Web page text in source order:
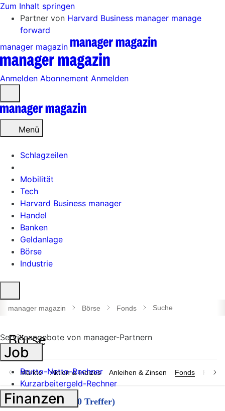
Zum Inhalt springen
Partner von Harvard Business manager manage
forward
manager magazin
Anmelden Abonnement Anmelden
öffnen
Menü
Schlagzeilen
Mobilität
Tech
Harvard Business manager
Handel
Banken
Geldanlage
Börse
Industrie
öffnen
manager magazin Börse Fonds Suche
Märkte Aktien & Indizes Anleihen & Zinsen Fonds
Suchergebnisse (30 Treffer)
Serviceangebote von manager-Partnern
Job
Brutto-Netto-Rechner
Kurzarbeitergeld-Rechner
Finanzen